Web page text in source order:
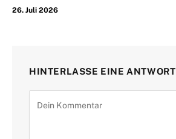
26. Juli 2026
HINTERLASSE EINE ANTWORT